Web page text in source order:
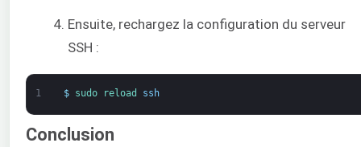
Ensuite, rechargez la configuration du serveur
SSH :
1 $ sudo reload ssh
Conclusion